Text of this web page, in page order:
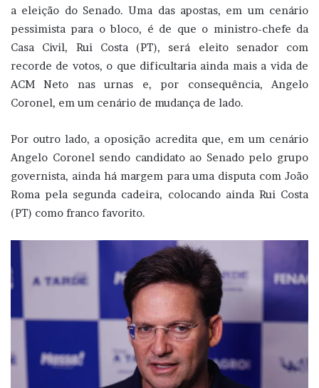
a eleição do Senado. Uma das apostas, em um cenário
pessimista para o bloco, é de que o ministro-chefe da
Casa Civil, Rui Costa (PT), será eleito senador com
recorde de votos, o que dificultaria ainda mais a vida de
ACM Neto nas urnas e, por consequência, Angelo
Coronel, em um cenário de mudança de lado.
Por outro lado, a oposição acredita que, em um cenário
Angelo Coronel sendo candidato ao Senado pelo grupo
governista, ainda há margem para uma disputa com João
Roma pela segunda cadeira, colocando ainda Rui Costa
(PT) como franco favorito.